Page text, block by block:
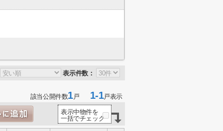
表示件数：
該当公開件数1戸 1-1戸表示
表示中物件を
一括でチェック